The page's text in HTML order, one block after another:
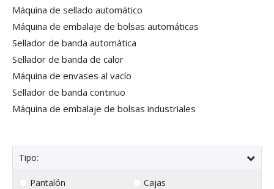
Máquina de sellado automático
Máquina de embalaje de bolsas automáticas
Sellador de banda automática
Sellador de banda de calor
Máquina de envases al vacío
Sellador de banda continuo
Máquina de embalaje de bolsas industriales
Tipo:
Pantalón
Cajas